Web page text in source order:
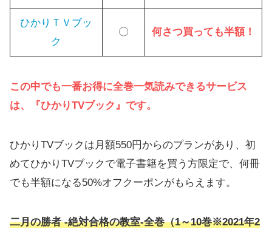
ひかりＴＶブッ
ク
〇 何さつ買っても半額！
この中でも一番お得に全巻一気読みできるサービス
は、『ひかりTVブック』です。
ひかりTVブックは月額550円からのプランがあり、初
めてひかりTVブックで電子書籍を買う方限定で、何冊
でも半額になる50%オフクーポンがもらえます。
二月の勝者 -絶対合格の教室-全巻（1～10巻※2021年2